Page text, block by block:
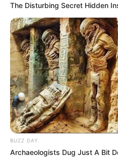
The Disturbing Secret Hidden
BUZZ DAY
Archaeologists Dug Just A Bit